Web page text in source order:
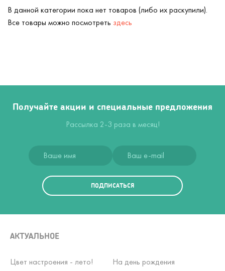
В данной категории пока нет товаров (либо их раскупили).
Все товары можно посмотреть здесь
Получайте акции и специальные предложения
Рассылка 2-3 раза в месяц!
ПОДПИСАТЬСЯ
АКТУАЛЬНОЕ
Цвет настроения - лето!
На день рождения